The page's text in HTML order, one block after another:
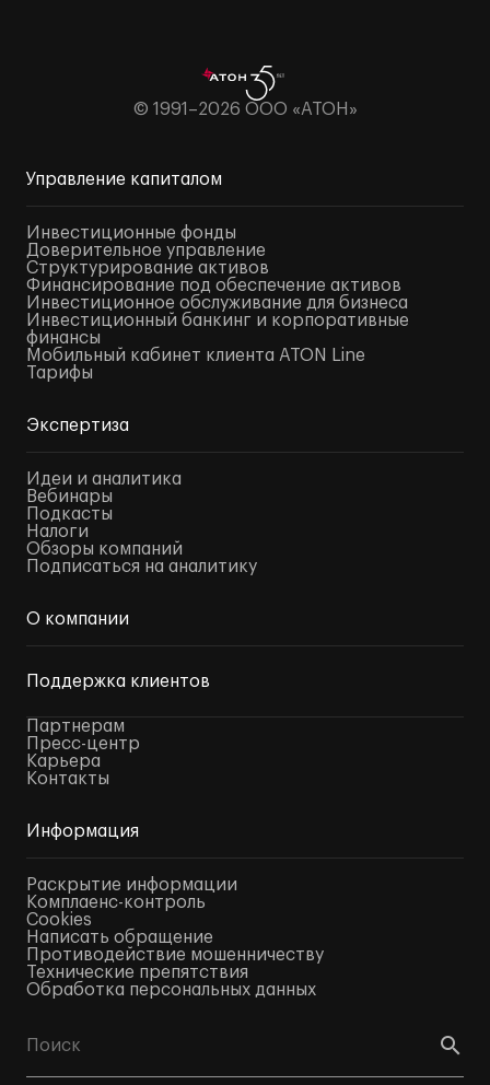
© 1991–2026 ООО «АТОН»
Управление капиталом
Инвестиционные фонды
Доверительное управление
Структурирование активов
Финансирование под обеспечение активов
Инвестиционное обслуживание для бизнеса
Инвестиционный банкинг и корпоративные
финансы
Мобильный кабинет клиента ATON Line
Тарифы
Экспертиза
Идеи и аналитика
Вебинары
Подкасты
Налоги
Обзоры компаний
Подписаться на аналитику
О компании
Поддержка клиентов
Партнерам
Пресс-центр
Карьера
Контакты
Информация
Раскрытие информации
Комплаенс-контроль
Cookies
Написать обращение
Противодействие мошенничеству
Технические препятствия
Обработка персональных данных